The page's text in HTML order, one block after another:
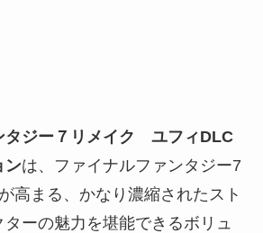
タジー７リメイク ユフィDLC
ンは、ファイナルファンタジー7
高まる、かなり濃縮されたスト
ーの魅力を堪能できるボリュ